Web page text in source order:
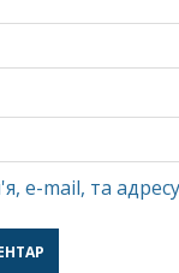
e-mail, та